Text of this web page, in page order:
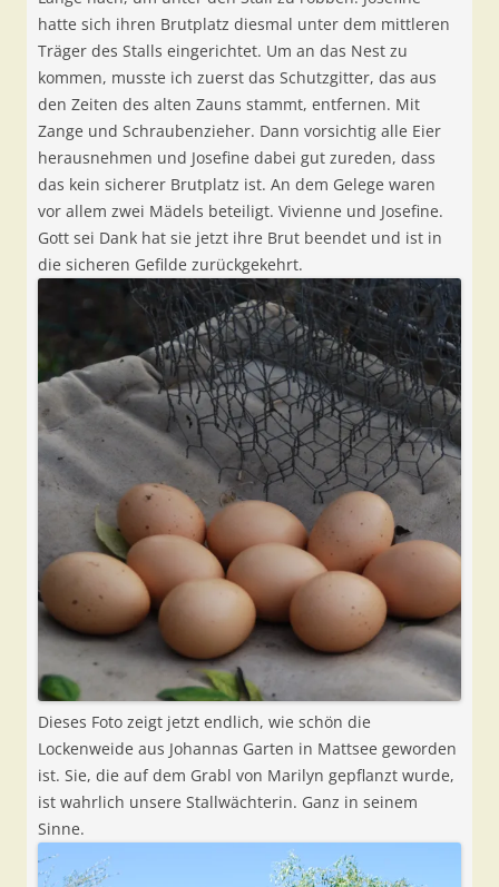
hatte sich ihren Brutplatz diesmal unter dem mittleren
Träger des Stalls eingerichtet. Um an das Nest zu
kommen, musste ich zuerst das Schutzgitter, das aus
den Zeiten des alten Zauns stammt, entfernen. Mit
Zange und Schraubenzieher. Dann vorsichtig alle Eier
herausnehmen und Josefine dabei gut zureden, dass
das kein sicherer Brutplatz ist. An dem Gelege waren
vor allem zwei Mädels beteiligt. Vivienne und Josefine.
Gott sei Dank hat sie jetzt ihre Brut beendet und ist in
die sicheren Gefilde zurückgekehrt.
Dieses Foto zeigt jetzt endlich, wie schön die
Lockenweide aus Johannas Garten in Mattsee geworden
ist. Sie, die auf dem Grabl von Marilyn gepflanzt wurde,
ist wahrlich unsere Stallwächterin. Ganz in seinem
Sinne.